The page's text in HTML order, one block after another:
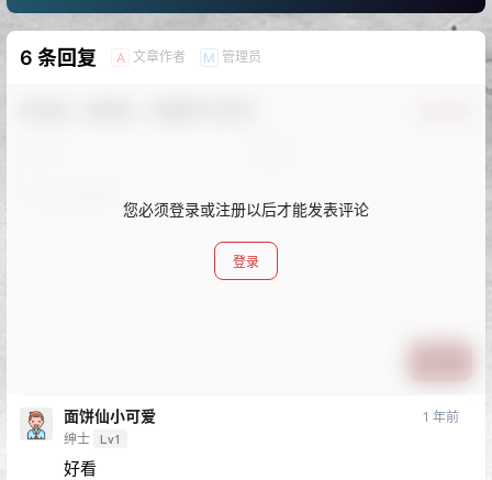
6 条回复 A 文章作者 M 管理员
您必须登录或注册以后才能发表评论
登录
面饼仙小可爱
绅士 Lv1
1 年前
好看